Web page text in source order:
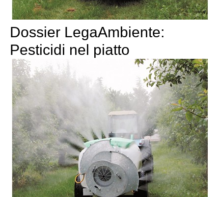
Dossier LegaAmbiente:
Pesticidi nel piatto